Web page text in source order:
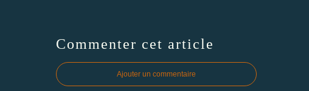
Commenter cet article
Ajouter un commentaire